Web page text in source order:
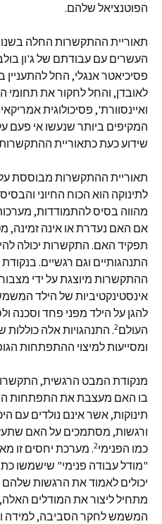
הפוטנציאל שלהם.
תאוריית ההתקשרות החלה
העשרים עם עבודתם של ג'ון
פסיכיאטר אנגלי, החל
לאובדן, והחל לחקור את תחומי
ואיינסוורת', פסיכולוגית
המקיפים ביותר שנעשו אי פעם
שידוע כעת כתאוריית
תאוריית ההתקשרות מבוססת
לתינוקה הוא הכוח החיוני
מהווה בסיס להתמודדות,
אם האם נעדרת או אינה זמינה,
תפקיד האם. התקשרות יכולה
התנהגותיים וגם רגשיים.
ההתקשרות מיוצגת על ידי
אינסטינקטיביות של הילד
להגן על הילד מפני פחד וסכנה
העולם2. התנהגויות אלה
ומסייעות למיצוי ההתפתחות
מנקודת המבט הרגשית,
בו האם מעצבת את התפתחות
תינוקות, אשר אינם נולדים עם
ורגשות, מסתמכים על האם
כמו הפנימי2. מערכת יחסים זו
"מודל עבודה פנימי" שישמשו
יכולים לאמוד את הרגשות
מתחיל ליצור את המודלים
המשמש לחקר הסביבה, למידה